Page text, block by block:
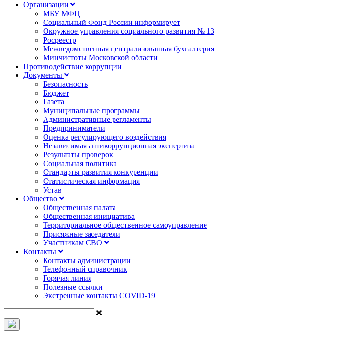
Организации
МБУ МФЦ
Социальный Фонд России информирует
Окружное управления социального развития № 13
Росреестр
Межведомственная централизованная бухгалтерия
Минчистоты Московской области
Противодействие коррупции
Документы
Безопасность
Бюджет
Газета
Муниципальные программы
Административные регламенты
Предприниматели
Оценка регулирующего воздействия
Независимая антикоррупционная экспертиза
Результаты проверок
Социальная политика
Стандарты развития конкуренции
Статистическая информация
Устав
Общество
Общественная палата
Общественная инициатива
Территориальное общественное самоуправление
Присяжные заседатели
Участникам СВО
Контакты
Контакты администрации
Телефонный справочник
Горячая линия
Полезные ссылки
Экстренные контакты COVID-19